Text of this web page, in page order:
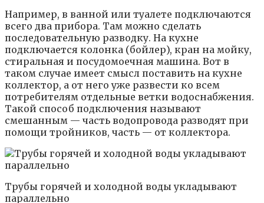
Например, в ванной или туалете подключаются
всего два прибора. Там можно сделать
последовательную разводку. На кухне
подключается колонка (бойлер), кран на мойку,
стиральная и посудомоечная машина. Вот в
таком случае имеет смысл поставить на кухне
коллектор, а от него уже развести ко всем
потребителям отдельные ветки водоснабжения.
Такой способ подключения называют
смешанным — часть водопровода разводят при
помощи тройников, часть — от коллектора.
Трубы горячей и холодной воды укладывают
параллельно